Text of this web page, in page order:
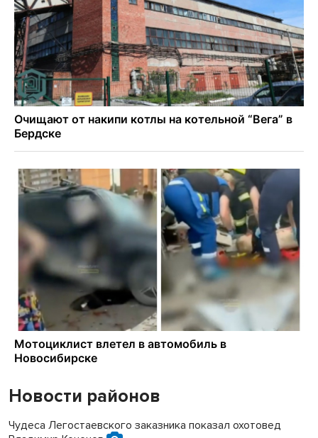
Новости районов
Чудеса Легостаевского заказника показал охотовед